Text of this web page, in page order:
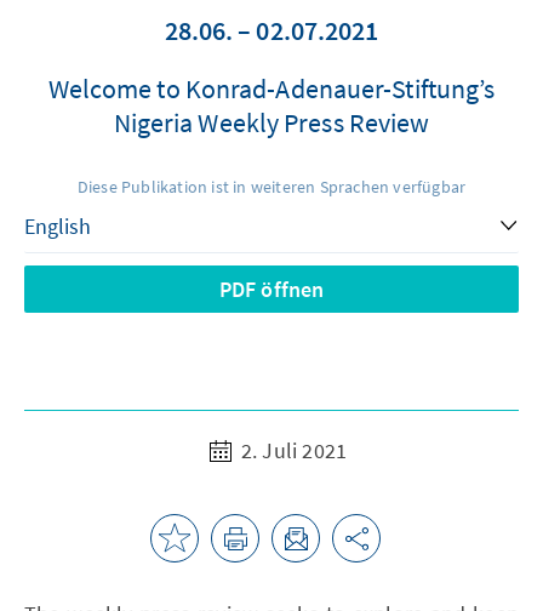
28.06. – 02.07.2021
Welcome to Konrad-Adenauer-Stiftung’s
Nigeria Weekly Press Review
Diese Publikation ist in weiteren Sprachen verfügbar
PDF öffnen
2. Juli 2021